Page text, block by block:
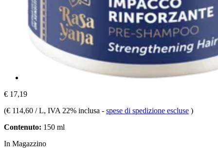
€ 17,19
(€ 114,60 / L, IVA 22% inclusa - spese di spedizione escluse )
Contenuto: 150 ml
In Magazzino